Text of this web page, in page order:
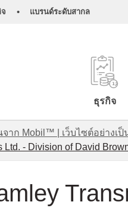
• แบรนด์ระดับสากล
ธุรกิจ
Mobil™ | เว็บไซต์อย่างเป็
Ltd. - Division of David